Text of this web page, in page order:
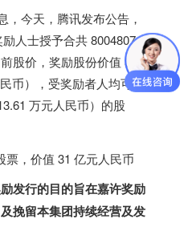
，今天，腾讯发布公告，
人士授予合共 8004807
股价，奖励股份价值 38
币），受奖励者人均可获
万元人民币）的股
发行的目的旨在嘉许奖励
挽留本集团持续经营及发